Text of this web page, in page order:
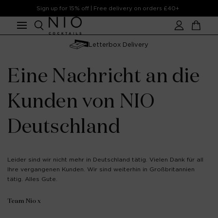
Skip to
content
Sign up for 15% off | Free delivery on orders £40+
Account
Cart
Letterbox Delivery
Eine Nachricht an die
Kunden von NIO
Deutschland
Leider sind wir nicht mehr in Deutschland tätig. Vielen Dank für all
Ihre vergangenen Kunden. Wir sind weiterhin in Großbritannien
tätig. Alles Gute.
Team Nio x